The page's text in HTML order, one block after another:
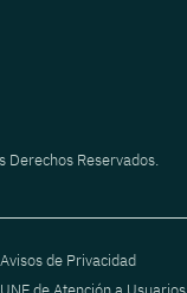
Derechos Reservados.
Avisos de Privacidad